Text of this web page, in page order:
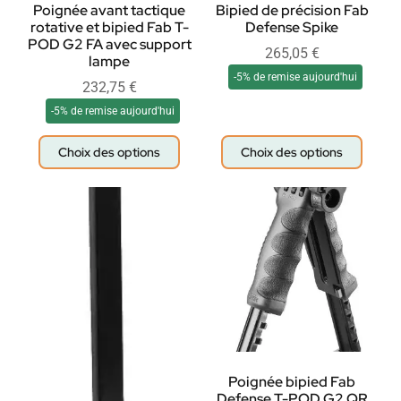
Poignée avant tactique
rotative et bipied Fab T-
POD G2 FA avec support
lampe
232,75 €
-5% de remise aujourd'hui
Choix des options
Bipied de précision Fab
Defense Spike
265,05 €
-5% de remise aujourd'hui
Choix des options
Poignée bipied Fab